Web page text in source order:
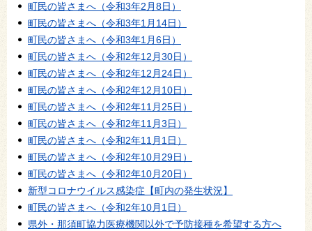
町民の皆さまへ（令和3年2月8日）
町民の皆さまへ（令和3年1月14日）
町民の皆さまへ（令和3年1月6日）
町民の皆さまへ（令和2年12月30日）
町民の皆さまへ（令和2年12月24日）
町民の皆さまへ（令和2年12月10日）
町民の皆さまへ（令和2年11月25日）
町民の皆さまへ（令和2年11月3日）
町民の皆さまへ（令和2年11月1日）
町民の皆さまへ（令和2年10月29日）
町民の皆さまへ（令和2年10月20日）
新型コロナウイルス感染症【町内の発生状況】
町民の皆さまへ（令和2年10月1日）
県外・那須町協力医療機関以外で予防接種を希望する方へ